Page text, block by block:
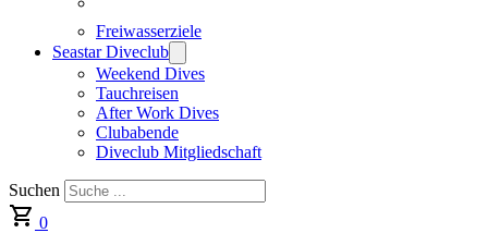
Freiwasserziele
Seastar Diveclub
Weekend Dives
Tauchreisen
After Work Dives
Clubabende
Diveclub Mitgliedschaft
Suchen
0